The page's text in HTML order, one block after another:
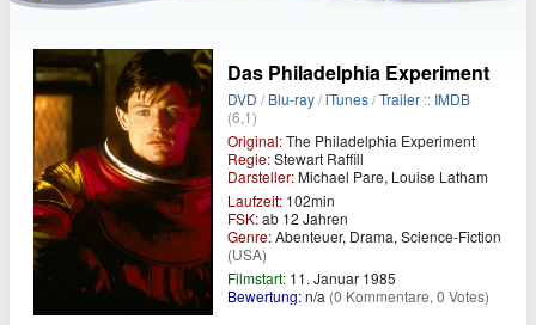
Das Philadelphia Experiment
DVD /Blu-ray/iTunes/Trailer :: IMDB
(6,1)
Original:The Philadelphia Experiment
Regie:Stewart Raffill
Darsteller:Michael Pare, Louise Latham
Laufzeit: 102min
FSK:ab 12 Jahren
Genre:Abenteuer, Drama, Science-Fiction
(USA)
Filmstart: 11. Januar 1985
Bewertung:n/a (0 Kommentare, 0 Votes)